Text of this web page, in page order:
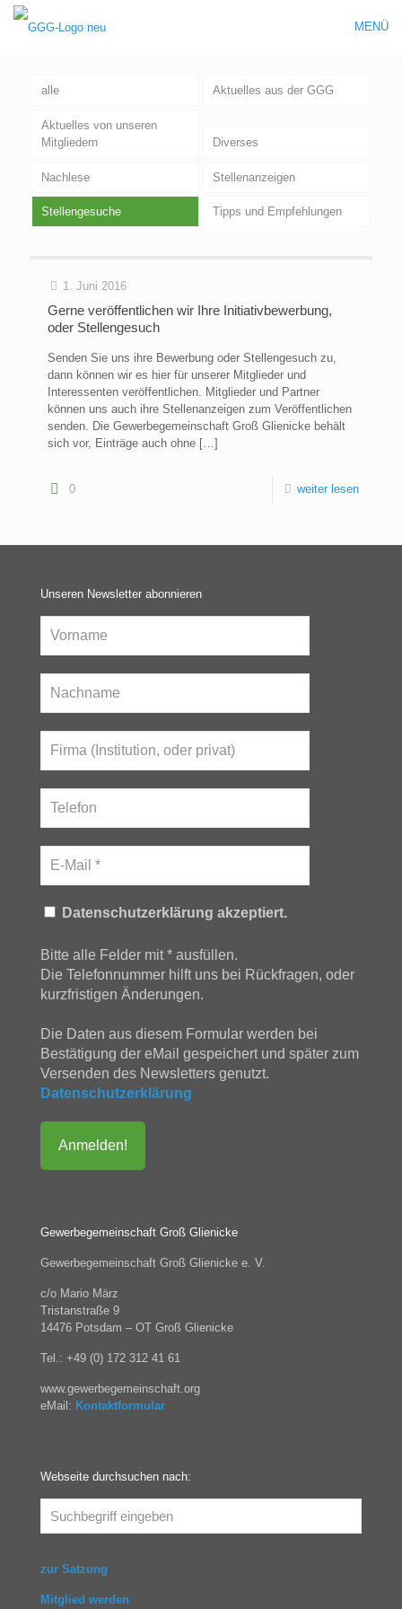
MENÜ
alle Aktuelles aus der GGG
Aktuelles von unseren
Mitgliedern
Diverses
Nachlese Stellenanzeigen
Stellengesuche Tipps und Empfehlungen
1. Juni 2016
Gerne veröffentlichen wir Ihre Initiativbewerbung,
oder Stellengesuch
Senden Sie uns ihre Bewerbung oder Stellengesuch zu,
dann können wir es hier für unserer Mitglieder und
Interessenten veröffentlichen. Mitglieder und Partner
können uns auch ihre Stellenanzeigen zum Veröffentlichen
senden. Die Gewerbegemeinschaft Groß Glienicke behält
sich vor, Einträge auch ohne […]
0 weiter lesen
Unseren Newsletter abonnieren
Datenschutzerklärung akzeptiert.
Bitte alle Felder mit * ausfüllen.
Die Telefonnummer hilft uns bei Rückfragen, oder
kurzfristigen Änderungen.
Die Daten aus diesem Formular werden bei
Bestätigung der eMail gespeichert und später zum
Versenden des Newsletters genutzt.
Datenschutzerklärung
Gewerbegemeinschaft Groß Glienicke
Gewerbegemeinschaft Groß Glienicke e. V.
c/o Mario März
Tristanstraße 9
14476 Potsdam – OT Groß Glienicke
Tel.: +49 (0) 172 312 41 61
www.gewerbegemeinschaft.org
eMail: Kontaktformular
Webseite durchsuchen nach:
zur Satzung
Mitglied werden